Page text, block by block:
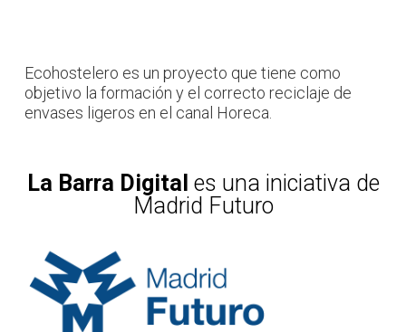
Ecohostelero es un proyecto que tiene como
objetivo la formación y el correcto reciclaje de
envases ligeros en el canal Horeca.
La Barra Digital es una iniciativa de
Madrid Futuro